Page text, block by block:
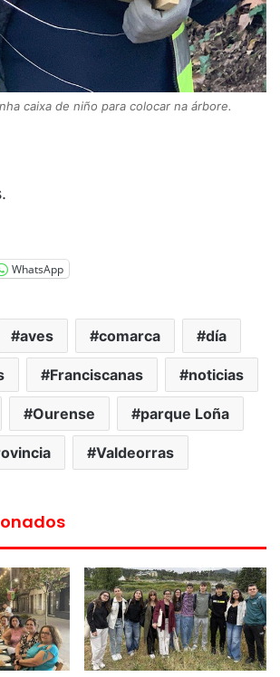
caixa de niño para colocar na árbore.
WhatsApp
aves comarca día
Franciscanas noticias
Ourense parque Loña
Valdeorras